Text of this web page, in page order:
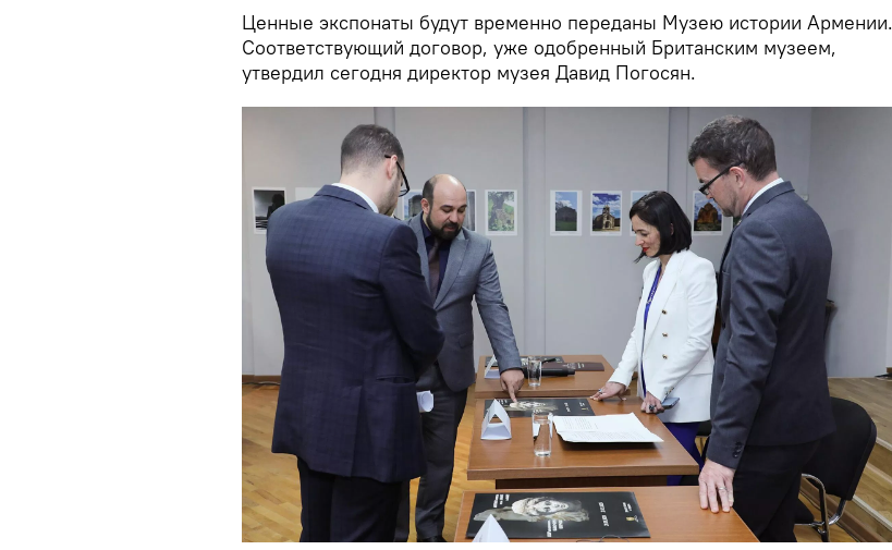
Ценные экспонаты будут временно переданы Музею истории Армении.
Соответствующий договор, уже одобренный Британским музеем,
утвердил сегодня директор музея Давид Погосян.